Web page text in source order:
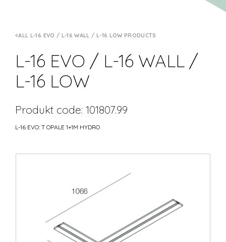
ALL L-16 EVO / L-16 WALL / L-16 LOW PRODUCTS
L-16 EVO / L-16 WALL /
L-16 LOW
Produkt code: 101807.99
L-16 EVO: T OPALE 1+1M HYDRO